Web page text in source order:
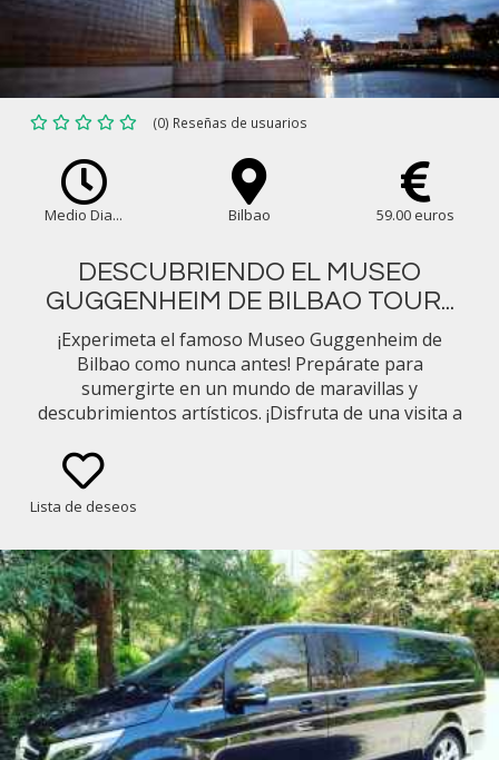
(0) Reseñas de usuarios
Medio Dia... Bilbao 59.00 euros
DESCUBRIENDO EL MUSEO
GUGGENHEIM DE BILBAO TOUR...
¡Experimeta el famoso Museo Guggenheim de
Bilbao como nunca antes! Prepárate para
sumergirte en un mundo de maravillas y
descubrimientos artísticos. ¡Disfruta de una visita a
del mundo, donde el arte cobra vida en el corazón
Lista de deseos